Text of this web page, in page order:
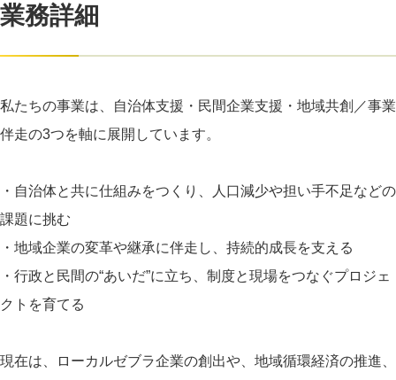
業務詳細
私たちの事業は、自治体支援・民間企業支援・地域共創／事業
伴走の3つを軸に展開しています。
・自治体と共に仕組みをつくり、人口減少や担い手不足などの
課題に挑む
・地域企業の変革や継承に伴走し、持続的成長を支える
・行政と民間の“あいだ”に立ち、制度と現場をつなぐプロジェ
クトを育てる
現在は、ローカルゼブラ企業の創出や、地域循環経済の推進、